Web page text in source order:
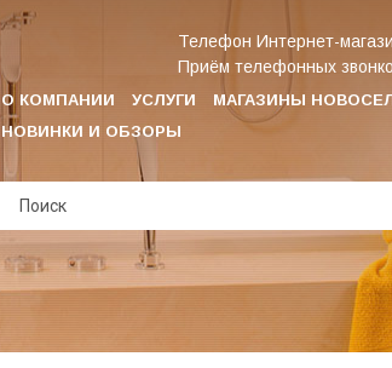
О КОМПАНИИ УСЛУГИ МАГАЗИНЫ
НОВИНКИ И ОБЗОРЫ
Телефон Интернет-
Приём телефонных
Подождите...